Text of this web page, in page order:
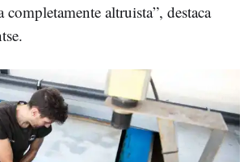
completamente altruista”, destaca